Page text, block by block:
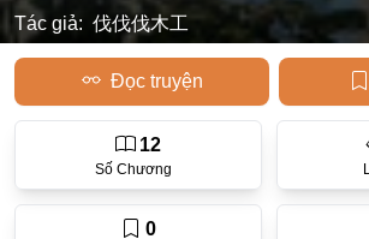
Học Đường
Điền Văn
Cưới Trước Yêu Sau
Tác giả: 伐伐伐木工
Số Chương
12
0
Đọc truyện